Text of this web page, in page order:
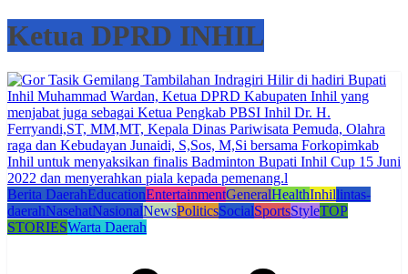
Ketua DPRD INHIL
Berita DaerahEducationEntertainmentGeneralHealthInhillintas-
daerahNasehatNasionalNewsPoliticsSocialSportsStyleTOP
STORIESWarta Daerah